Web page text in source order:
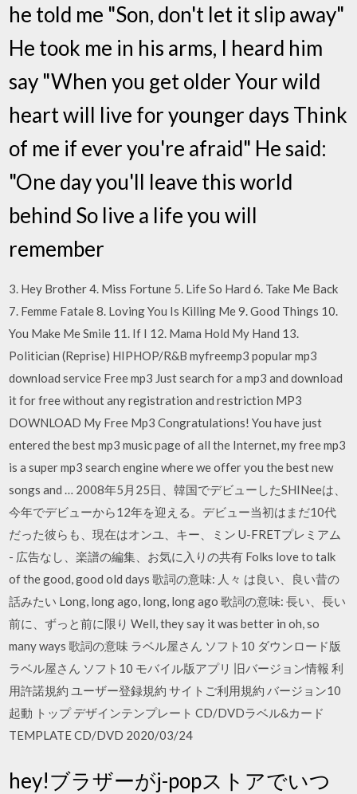
he told me "Son, don't let it slip away"
He took me in his arms, I heard him
say "When you get older Your wild
heart will live for younger days Think
of me if ever you're afraid" He said:
"One day you'll leave this world
behind So live a life you will
remember
3. Hey Brother 4. Miss Fortune 5. Life So Hard 6. Take Me Back
7. Femme Fatale 8. Loving You Is Killing Me 9. Good Things 10.
You Make Me Smile 11. If I 12. Mama Hold My Hand 13.
Politician (Reprise) HIPHOP/R&B myfreemp3 popular mp3
download service Free mp3 Just search for a mp3 and download
it for free without any registration and restriction MP3
DOWNLOAD My Free Mp3 Congratulations! You have just
entered the best mp3 music page of all the Internet, my free mp3
is a super mp3 search engine where we offer you the best new
songs and … 2008年5月25日、韓国でデビューしたSHINeeは、
今年でデビューから12年を迎える。デビュー当初はまだ10代
だった彼らも、現在はオンユ、キー、ミン U-FRETプレミアム
- 広告なし、楽譜の編集、お気に入りの共有 Folks love to talk
of the good, good old days 歌詞の意味: 人々 は良い、良い昔の
話みたい Long, long ago, long, long ago 歌詞の意味: 長い、長い
前に、ずっと前に限り Well, they say it was better in oh, so
many ways 歌詞の意味 ラベル屋さん ソフト10 ダウンロード版
ラベル屋さん ソフト10 モバイル版アプリ 旧バージョン情報 利
用許諾規約 ユーザー登録規約 サイトご利用規約 バージョン10
起動 トップ デザインテンプレート CD/DVDラベル&カード
TEMPLATE CD/DVD 2020/03/24
hey!ブラザーがj-popストアでいつ